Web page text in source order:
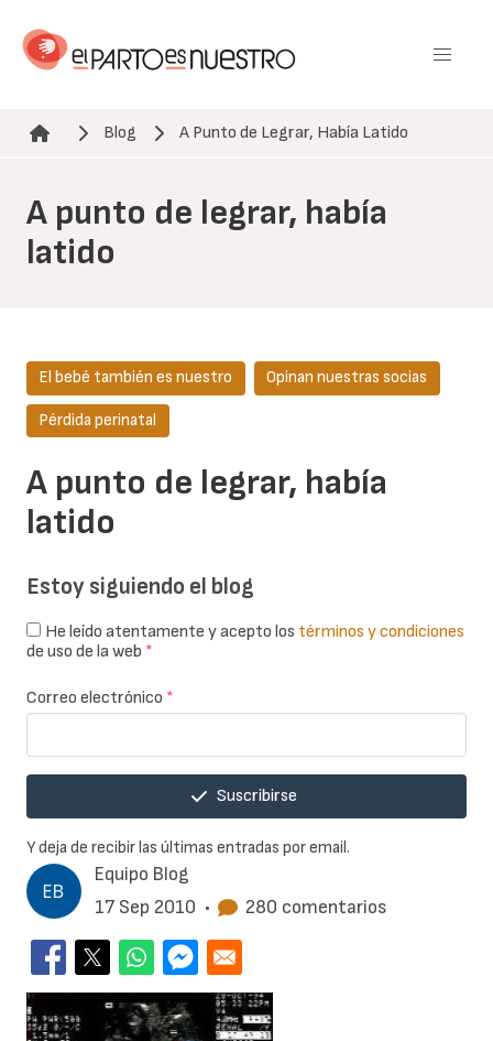
contenido
Ruta de navegación
Blog A Punto de Legrar, Había Latido
A punto de legrar, había
latido
Equipo Blog
17 Sep 2010 • 280 comentarios
A punto de legrar, había
latido
El bebé también es nuestro Opinan nuestras socias
Pérdida perinatal
Estoy siguiendo el blog
He leído atentamente y acepto los términos y condiciones
de uso de la web *
Correo electrónico *
Suscribirse
Y deja de recibir las últimas entradas por email.